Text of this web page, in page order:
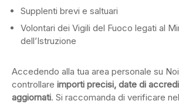
Supplenti brevi e saltuari
Volontari dei Vigili del Fuoco legati al
dell’Istruzione
Accedendo alla tua area personale su
controllare importi precisi, date di
aggiornati. Si raccomanda di verificare